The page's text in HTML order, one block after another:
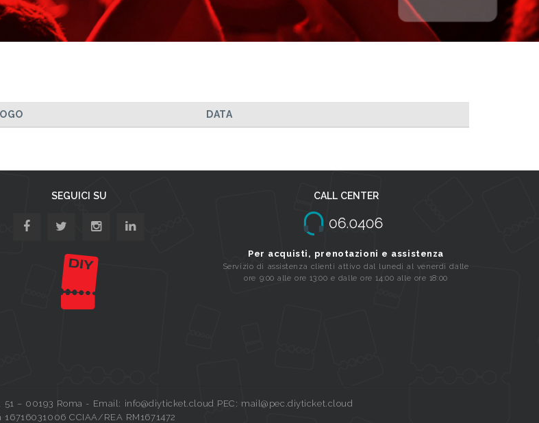
DATA
SEGUICI SU CALL CENTER
Per acquisti, prenotazioni e assistenza
Servizio di assistenza clienti attivo dal lunedi al venerdi dalle
ore 9:00 alle ore 13:00 e dalle ore 14:00 alle ore 18:00
51 – 00193 Roma - Email: info@diyticket.cloud PEC: mail@pec.diyticket.cloud
16716031006 CCIAA/REA RM1671472